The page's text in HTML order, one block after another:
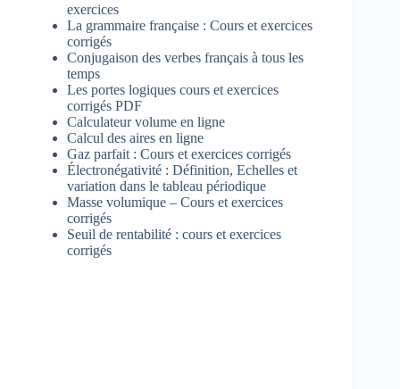
exercices
La grammaire française : Cours et exercices
corrigés
Conjugaison des verbes français à tous les
temps
Les portes logiques cours et exercices
corrigés PDF
Calculateur volume en ligne
Calcul des aires en ligne
Gaz parfait : Cours et exercices corrigés
Électronégativité : Définition, Echelles et
variation dans le tableau périodique
Masse volumique – Cours et exercices
corrigés
Seuil de rentabilité : cours et exercices
corrigés